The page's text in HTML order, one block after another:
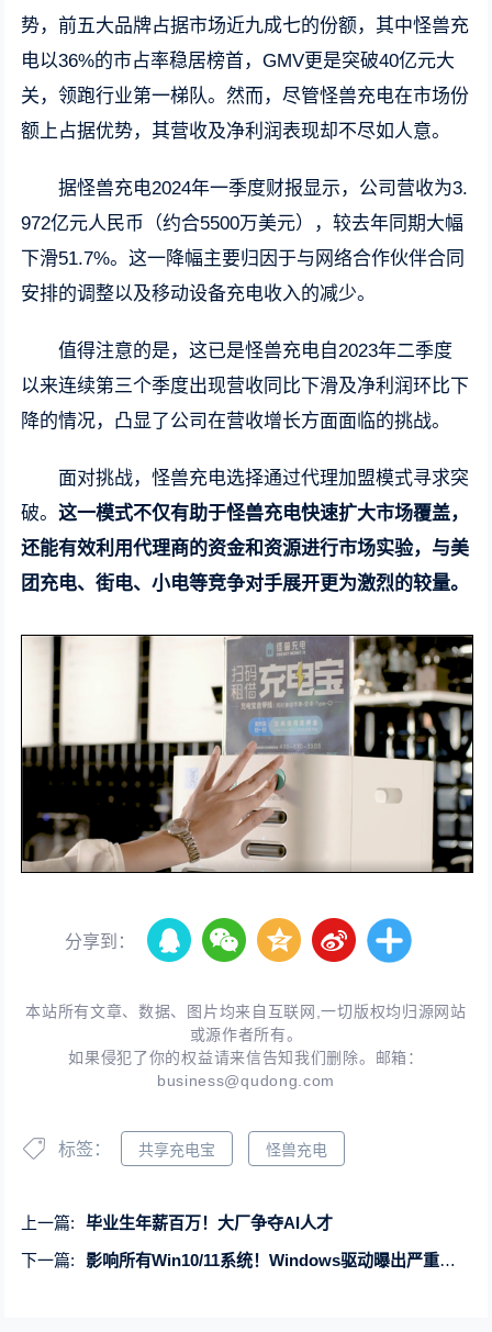
势，前五大品牌占据市场近九成七的份额，其中怪兽充
电以36%的市占率稳居榜首，GMV更是突破40亿元大
关，领跑行业第一梯队。然而，尽管怪兽充电在市场份
额上占据优势，其营收及净利润表现却不尽如人意。
据怪兽充电2024年一季度财报显示，公司营收为3.
972亿元人民币（约合5500万美元），较去年同期大幅
下滑51.7%。这一降幅主要归因于与网络合作伙伴合同
安排的调整以及移动设备充电收入的减少。
值得注意的是，这已是怪兽充电自2023年二季度
以来连续第三个季度出现营收同比下滑及净利润环比下
降的情况，凸显了公司在营收增长方面面临的挑战。
面对挑战，怪兽充电选择通过代理加盟模式寻求突
破。这一模式不仅有助于怪兽充电快速扩大市场覆盖，
还能有效利用代理商的资金和资源进行市场实验，与美
团充电、街电、小电等竞争对手展开更为激烈的较量。
分享到：
本站所有文章、数据、图片均来自互联网,一切版权均归源网站
或源作者所有。
如果侵犯了你的权益请来信告知我们删除。邮箱：
business@qudong.com
标签： 共享充电宝 怪兽充电
上一篇:
毕业生年薪百万！大厂争夺AI人才
下一篇:
影响所有Win10/11系统！Windows驱动曝出严重漏洞